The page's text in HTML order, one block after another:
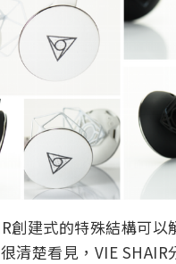
創建式的特殊結構可以
清楚看見，VIE SHAIR